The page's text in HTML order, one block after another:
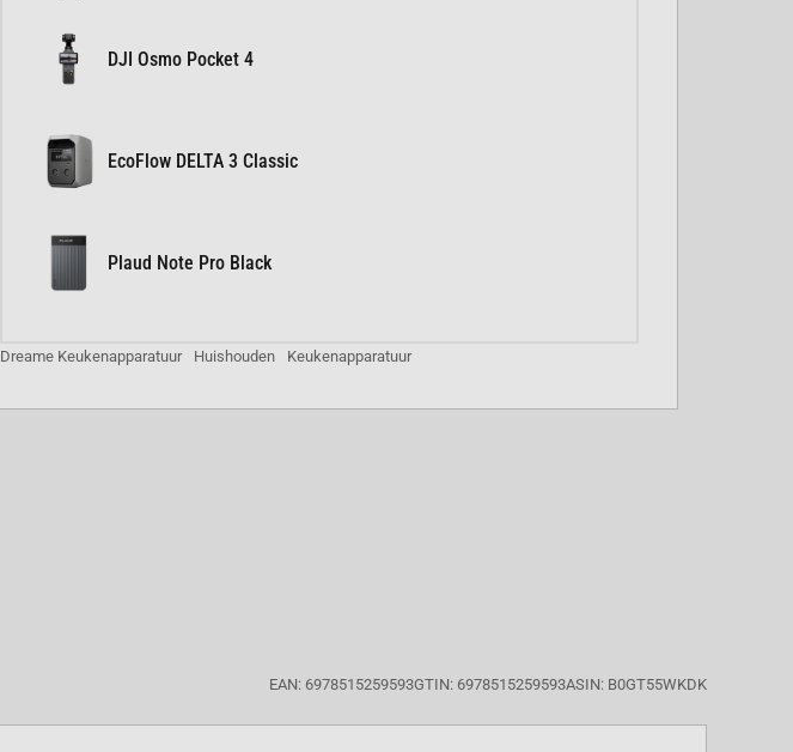
DJI Osmo Pocket 4
EcoFlow DELTA 3 Classic
Plaud Note Pro Black
Dreame Keukenapparatuur Huishouden Keukenapparatuur
EAN: 6978515259593GTIN: 6978515259593ASIN: B0GT55WKDK